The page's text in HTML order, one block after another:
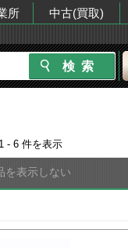
所 中古(買取)
1 - 6 件を表示
を表示しない